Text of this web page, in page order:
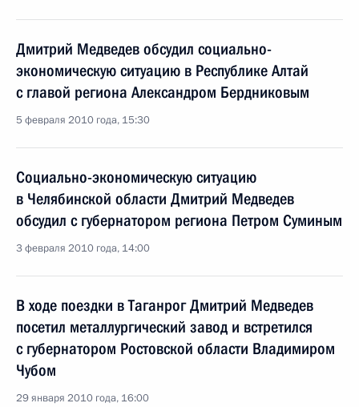
Дмитрий Медведев обсудил социально-
экономическую ситуацию в Республике Алтай
с главой региона Александром Бердниковым
5 февраля 2010 года, 15:30
Социально-экономическую ситуацию
в Челябинской области Дмитрий Медведев
обсудил с губернатором региона Петром Суминым
3 февраля 2010 года, 14:00
В ходе поездки в Таганрог Дмитрий Медведев
посетил металлургический завод и встретился
с губернатором Ростовской области Владимиром
Чубом
29 января 2010 года, 16:00